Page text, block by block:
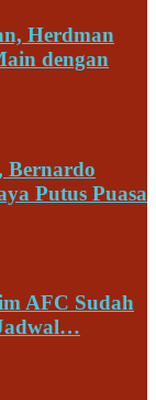
Herdman
dengan
Bernardo
Putus Puasa
AFC Sudah